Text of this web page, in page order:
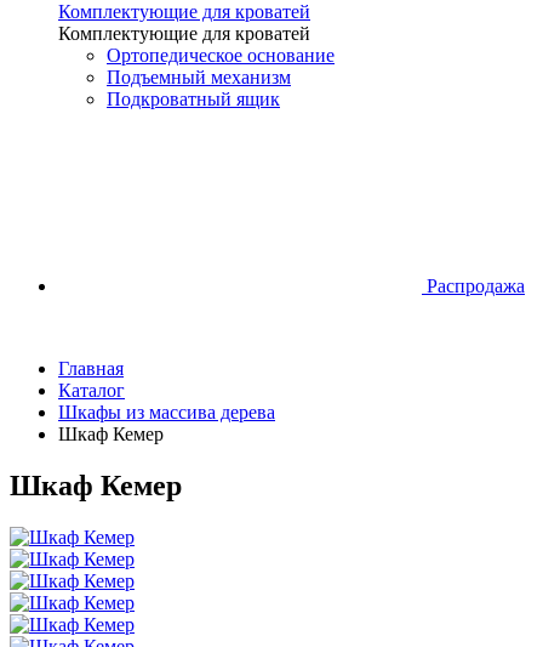
Комплектующие для кроватей
Комплектующие для кроватей
Ортопедическое основание
Подъемный механизм
Подкроватный ящик
Распродажа
Главная
Каталог
Шкафы из массива дерева
Шкаф Кемер
Шкаф Кемер